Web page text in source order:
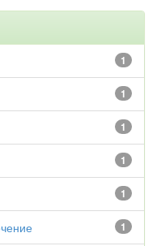
1
1
1
1
1
1